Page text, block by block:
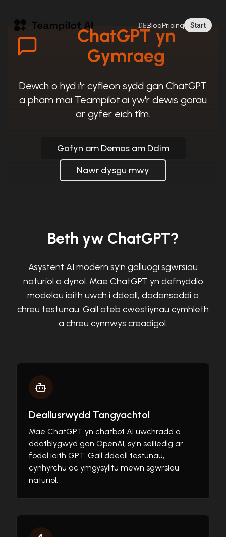
DEBlogPricing Start
ChatGPT yn
Gymraeg
Dewch o hyd i'r cyfleon sydd gan ChatGPT
a pham mai Teampilot.ai yw'r dewis gorau
ar gyfer eich tîm.
Gofyn am Demos am Ddim
Nawr dysgu mwy
Beth yw ChatGPT?
Asystent AI modern sy'n galluogi sgwrsiau
naturiol a dynol. Mae ChatGPT yn defnyddio
modelau iaith uwch i ddeall, dadansoddi a
chreu testunau. Gall ateb cwestiynau cymhleth
a chreu cynnwys creadigol.
Deallusrwydd Tangyachtol
Mae ChatGPT yn chatbot AI uwchradd a
ddatblygwyd gan OpenAI, sy'n seiliedig ar
fodel iaith GPT. Gall ddeall testunau,
cynhyrchu ac ymgysylltu mewn sgwrsiau
naturiol.